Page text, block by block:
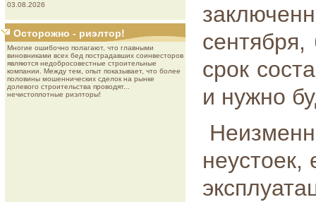
03.08.2026
Осторожно - риэлтор!
Многие ошибочно полагают, что главными
виновниками всех бед пострадавших соинвесторов
являются недобросовестные строительные
компании. Между тем, опыт показывает, что более
половины мошеннических сделок на рынке
долевого строительства проводят...
нечистоплотные риэлторы!
срок
и нужно
неустоек,